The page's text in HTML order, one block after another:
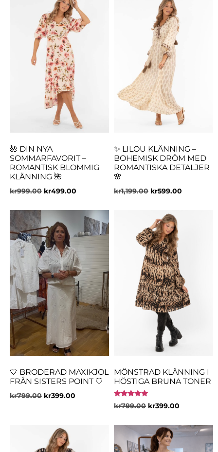
🌺 DIN NYA
SOMMARFAVORIT –
ROMANTISK BLOMMIG
KLÄNNING 🌺
kr999.00 kr499.00
✨ LILOU KLÄNNING –
BOHEMISK DRÖM MED
ROMANTISKA DETALJER
🌸
kr1,199.00 kr599.00
🤍 BRODERAD MAXIKJOL
FRÅN SISTERS POINT 🤍
kr799.00 kr399.00
MÖNSTRAD KLÄNNING I
HÖSTIGA BRUNA TONER
Betygsatt
5.00
kr799.00 kr399.00